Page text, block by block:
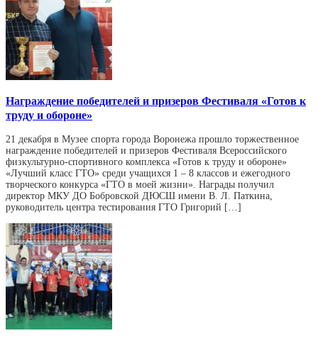
Награждение победителей и призеров Фестиваля «Готов к
труду и обороне»
21 декабря в Музее спорта города Воронежа прошло торжественное
награждение победителей и призеров Фестиваля Всероссийского
физкультурно-спортивного комплекса «Готов к труду и обороне»
«Лучший класс ГТО» среди учащихся 1 – 8 классов и ежегодного
творческого конкурса «ГТО в моей жизни». Награды получил
директор МКУ ДО Бобровской ДЮСШ имени В. Л. Паткина,
руководитель центра тестирования ГТО Григорий […]